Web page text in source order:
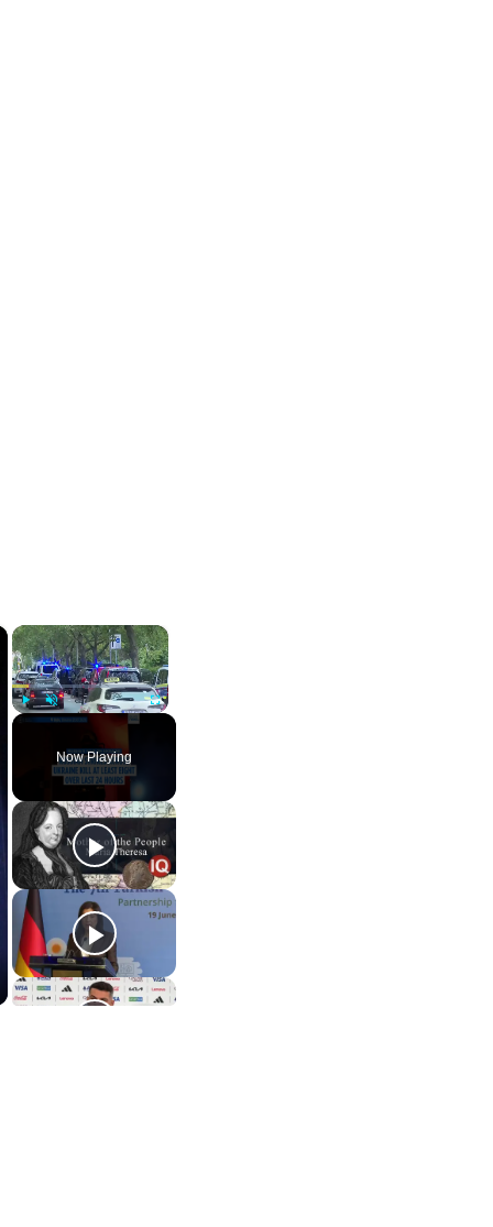
×
Play Unmute Fullscreen
Now Playing